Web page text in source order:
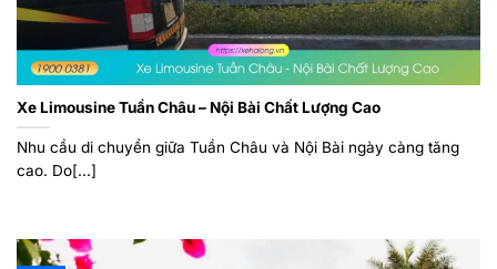
Xe Limousine Tuần Châu – Nội Bài Chất Lượng Cao
Nhu cầu di chuyển giữa Tuần Châu và Nội Bài ngày càng tăng
cao. Do[...]